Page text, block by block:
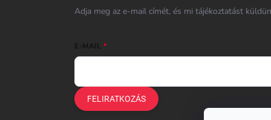
Adja meg az e-mail címét, és mi tájékoztatást
E-MAIL
FELIRATKOZÁS